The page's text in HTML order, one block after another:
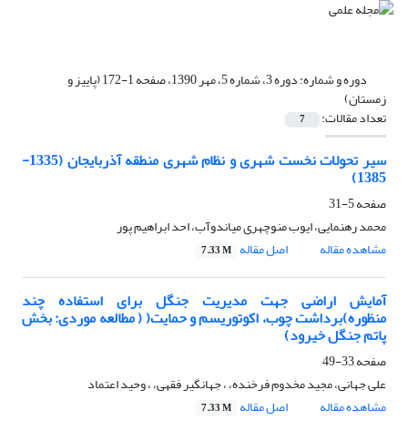
دوره و شماره: دوره 3، شماره 5، مهر 1390، صفحه 1-172 (پاییز و
زمستان)
تعداد مقالات: 7
سیر تحولات نخست شهری و نظام شهری منطقه آذربایجان (1335-
1385)
صفحه5-31
محمد رهنمایی، ایوب منوچهری میاندوآب، احد ابراهیم پور
مشاهده مقاله
اصل مقاله 7.33 M
آمایش اراضی جهت مدیریت جنگل برای استفاده چند
منظوره)برداشت چوب، اکوتوریسم و حمایت( ( مطالعه موردی: بخش
پاتم جنگل خیرود)
صفحه33-49
علی جهانی، مجید مخدوم فرخنده، ، جهانگیر فقهی، ، وحید اعتماد
مشاهده مقاله
اصل مقاله 7.33 M